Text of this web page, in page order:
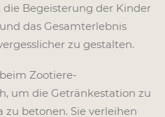
Begeisterung der Kinder
das Gesamterlebnis
zu gestalten.
Zootiere-
um die Getränkestation zu
betonen. Sie verleihen